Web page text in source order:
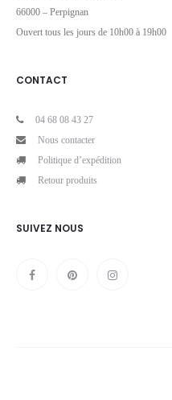
66000 – Perpignan
Ouvert tous les jours de 10h00 à 19h00
CONTACT
04 68 08 43 27
Nous contacter
Politique d’expédition
Retour produits
SUIVEZ NOUS